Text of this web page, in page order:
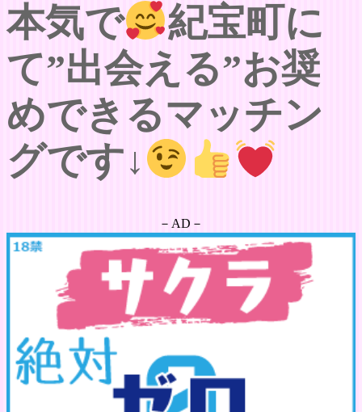
本気で
紀宝町に
て”出会える”お奨
めできるマッチン
グです↓
－AD－